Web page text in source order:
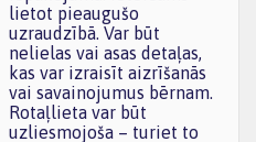
lietot pieaugušo
uzraudzībā. Var būt
nelielas vai asas detaļas,
kas var izraisīt aizrīšanās
vai savainojumus bērnam.
Rotaļlieta var būt
uzliesmojoša – turiet to